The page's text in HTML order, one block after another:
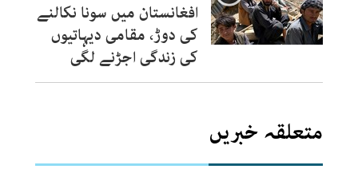
افغانستان میں سونا نکالنے
کی دوڑ، مقامی دیہاتیوں
کی زندگی اجڑنے لگی
متعلقہ خبریں